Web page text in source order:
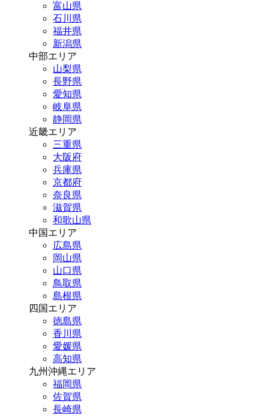
富山県
石川県
福井県
新潟県
中部エリア
山梨県
長野県
愛知県
岐阜県
静岡県
近畿エリア
三重県
大阪府
兵庫県
京都府
奈良県
滋賀県
和歌山県
中国エリア
広島県
岡山県
山口県
鳥取県
島根県
四国エリア
徳島県
香川県
愛媛県
高知県
九州沖縄エリア
福岡県
佐賀県
長崎県